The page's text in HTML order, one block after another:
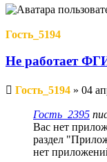
началу
Гость_5194
Не работает
Непрочитанное
сообщение
Гость_5194 » 04
Гость_2395
Вас нет
раздел
нет